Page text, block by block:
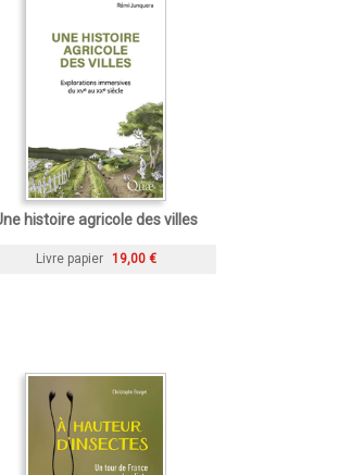
histoire agricole des villes
Livre papier 19,00 €